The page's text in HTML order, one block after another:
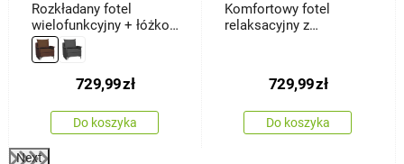
Rozkładany fotel
wielofunkcyjny + łóżko
Baron, brązowy
729,99zł
Do koszyka
Komfortowy fotel
relaksacyjny z
729,99zł
Do koszyka
Next